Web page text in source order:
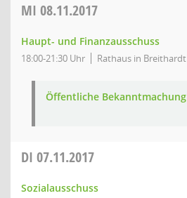
MI 08.11.2017
Haupt- und Finanzausschuss
18:00-21:30 Uhr Rathaus in Breithardt
Öffentliche Bekanntmachung
DI 07.11.2017
Sozialausschuss